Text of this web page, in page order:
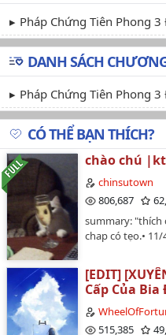
Pháp Chứng Tiên Phong
DANH SÁCH
Pháp Chứng Tiên Phong
CÓ THỂ BẠN THÍCH?
chào chú
chinsutown
806,687
summary: "thích
chap có tẹo.•
[EDIT]
Cấp Của
515,385